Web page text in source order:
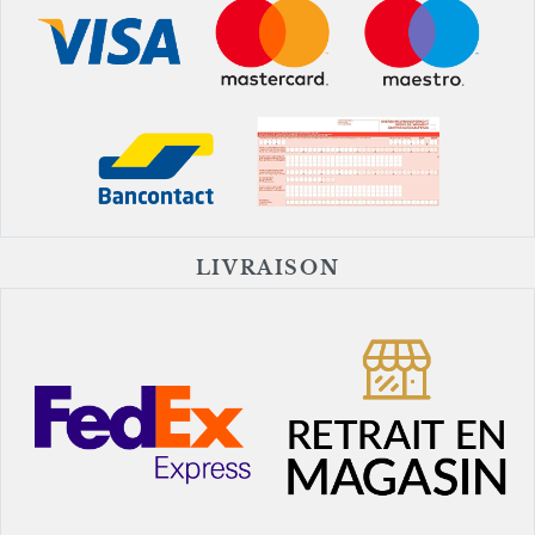
LIVRAISON